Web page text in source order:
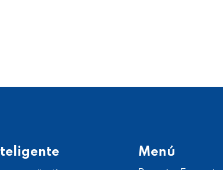
Menú